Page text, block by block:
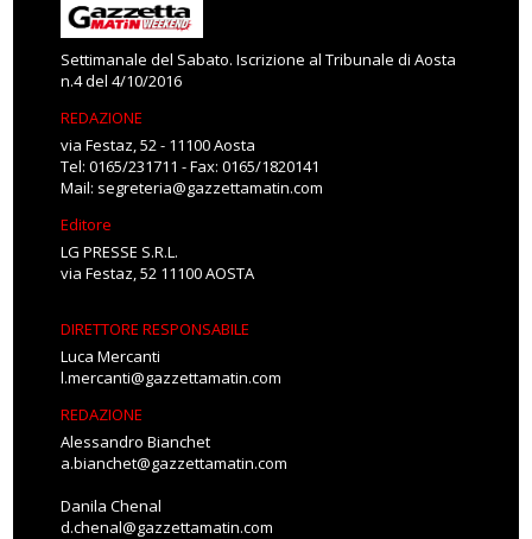
Settimanale del Sabato. Iscrizione al Tribunale di Aosta
n.4 del 4/10/2016
REDAZIONE
via Festaz, 52 - 11100 Aosta
Tel: 0165/231711 - Fax: 0165/1820141
Mail: segreteria@gazzettamatin.com
Editore
LG PRESSE S.R.L.
via Festaz, 52 11100 AOSTA
DIRETTORE RESPONSABILE
Luca Mercanti
l.mercanti@gazzettamatin.com
REDAZIONE
Alessandro Bianchet
a.bianchet@gazzettamatin.com
Danila Chenal
d.chenal@gazzettamatin.com